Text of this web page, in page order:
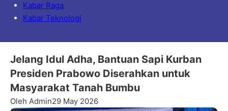
Kabar Raga
Kabar Teknologi
Jelang Idul Adha, Bantuan Sapi Kurban
Presiden Prabowo Diserahkan untuk
Masyarakat Tanah Bumbu
Oleh Admin29 May 2026